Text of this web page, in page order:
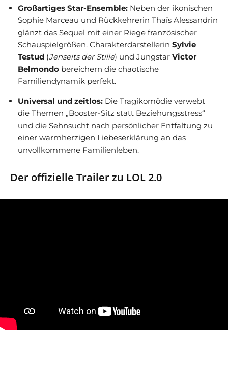
Großartiges Star-Ensemble: Neben der ikonischen
Sophie Marceau und Rückkehrerin Thaïs Alessandrin
glänzt das Sequel mit einer Riege französischer
Schauspielgrößen. Charakterdarstellerin Sylvie
Testud (Jenseits der Stille) und Jungstar Victor
Belmondo bereichern die chaotische
Familiendynamik perfekt.
Universal und zeitlos: Die Tragikomödie verwebt
die Themen „Booster-Sitz statt Beziehungsstress“
und die Sehnsucht nach persönlicher Entfaltung zu
einer warmherzigen Liebeserklärung an das
unvollkommene Familienleben.
Der offizielle Trailer zu LOL 2.0